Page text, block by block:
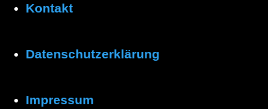
Kontakt
Datenschutzerklärung
Impressum